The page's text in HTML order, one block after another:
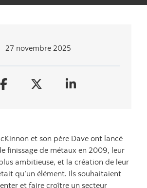
27 novembre 2025
et son père Dave ont lancé
finissage de métaux en 2009, leur
ambitieuse, et la création de leur
qu’un élément. Ils souhaitaient
et faire croître un secteur